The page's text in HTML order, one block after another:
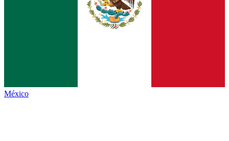
México